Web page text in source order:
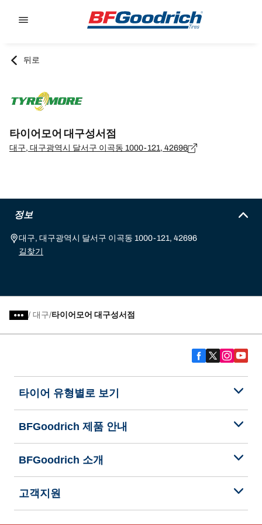
뒤로
타이어모어 대구성서점
대구, 대구광역시 달서구 이곡동 1000-121, 42696
정보
대구, 대구광역시 달서구 이곡동 1000-121, 42696
길찾기
/ 대구 타이어모어 대구성서점
타이어 유형별로 보기
BFGoodrich 제품 안내
BFGoodrich 소개
고객지원